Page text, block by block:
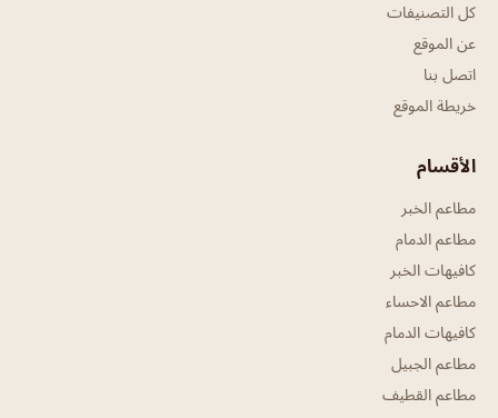
كل التصنيفات
عن الموقع
اتصل بنا
خريطة الموقع
الأقسام
مطاعم الخبر
مطاعم الدمام
كافيهات الخبر
مطاعم الاحساء
كافيهات الدمام
مطاعم الجبيل
مطاعم القطيف